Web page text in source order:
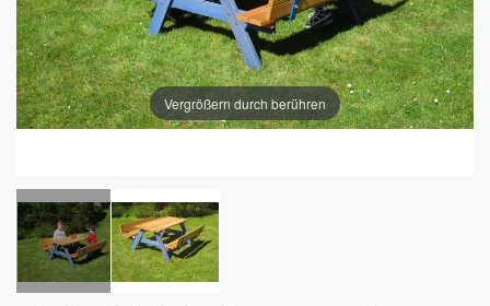
Vergrößern durch berühren